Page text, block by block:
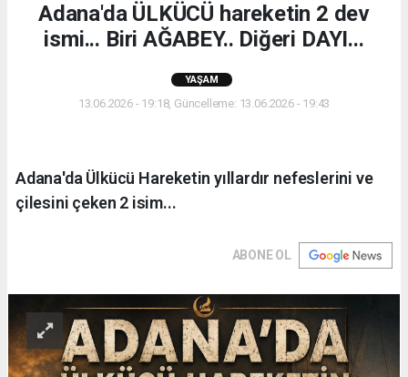
Adana'da ÜLKÜCÜ hareketin 2 dev
ismi... Biri AĞABEY.. Diğeri DAYI...
YAŞAM
13.06.2026 - 19:18, Güncelleme: 13.06.2026 - 19:43
Adana'da Ülkücü Hareketin yıllardır nefeslerini ve
çilesini çeken 2 isim...
ABONE OL